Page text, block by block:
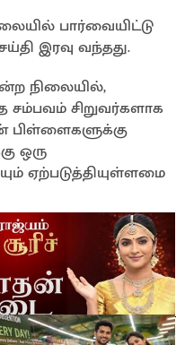
பார்வையிட்டு
இரவு வந்தது.
நிலையில்,
சம்பவம் சிறுவர்களாக
பிள்ளைகளுக்கு
ஒரு
ஏற்படுத்தியுள்ளமை